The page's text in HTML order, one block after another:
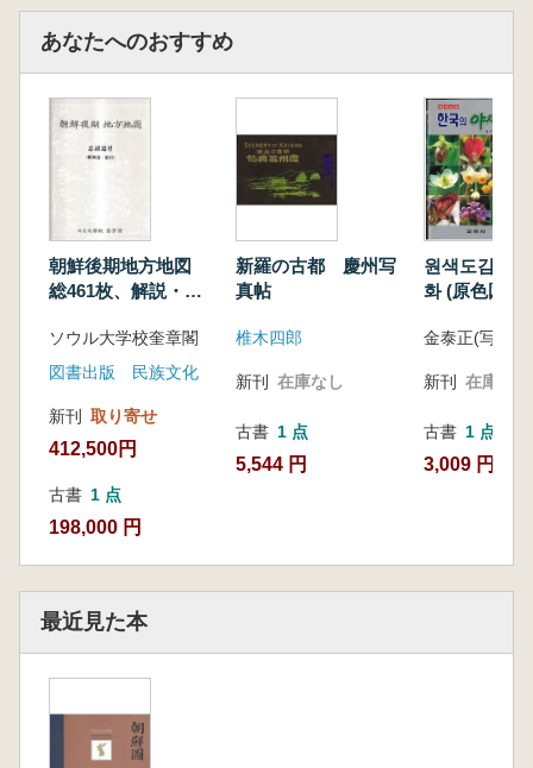
あなたへのおすすめ
朝鮮後期地方地図
総461枚、解説・索
ソウル大学校奎章閣
図書出版 民族文化
新刊 取り寄せ
412,500円
古書 1 点
198,000 円
新羅の古都 慶州写
真帖
椎木四郎
新刊 在庫なし
古書 1 点
5,544 円
원색도감 한
화 (原色図鑑
金泰正(写真・
新刊 在庫なし
古書 1 点
3,009 円
最近見た本